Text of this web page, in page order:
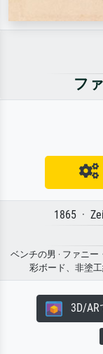
フ
1865 ·
ベンチの男 · ファニ
彩ボード、非塗
3D/AR